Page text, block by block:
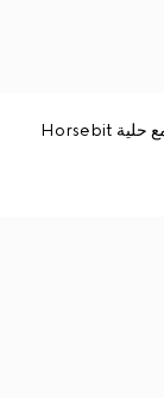
حذاء لوفرز مع حلية Horsebit